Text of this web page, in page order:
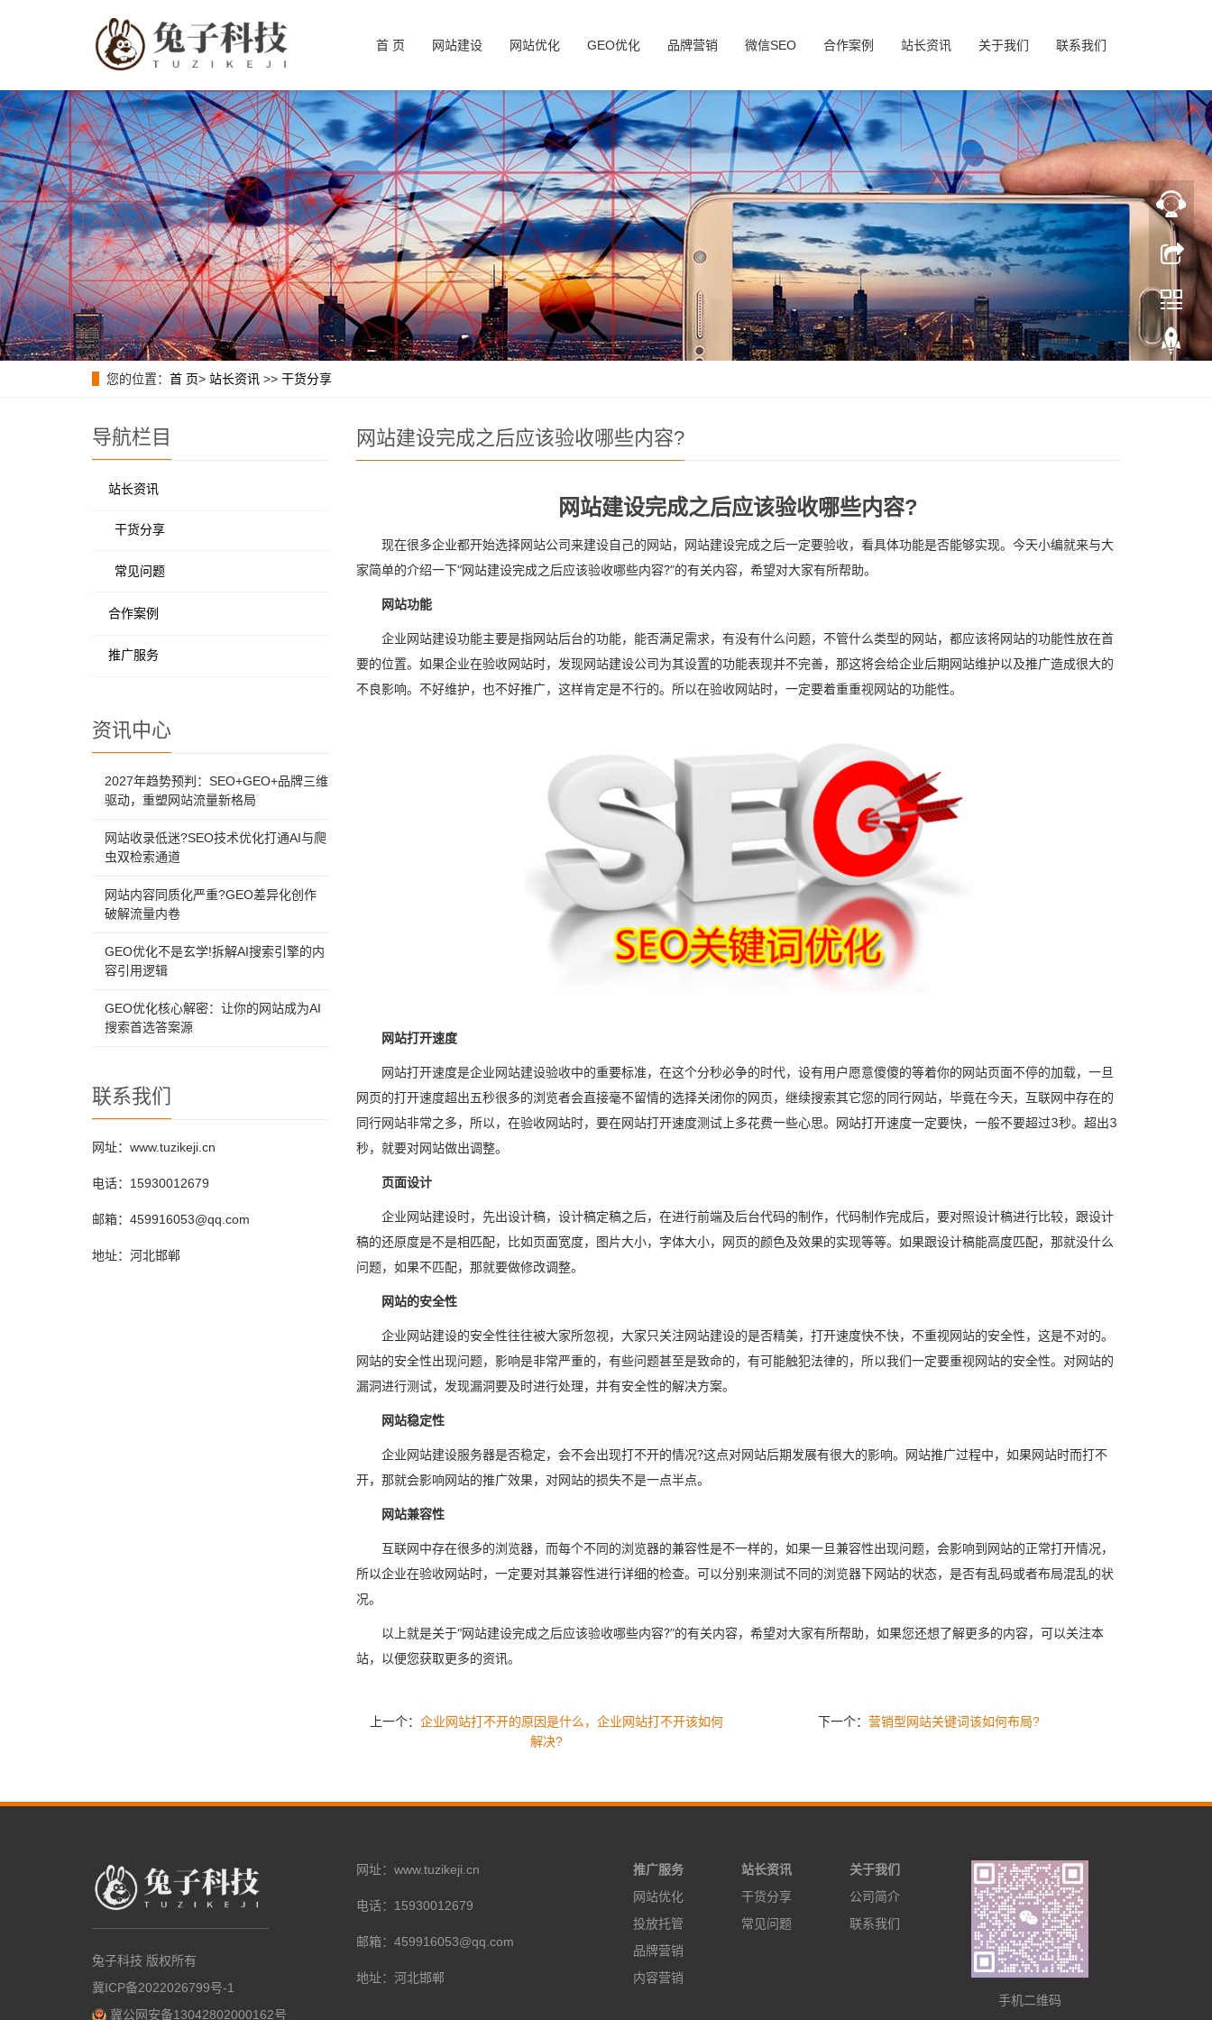
首 页 网站建设 网站优化 GEO优化 品牌营销 微信SEO 合作案例 站长资讯 关于我们 联系我们
您的位置： 首 页> 站长资讯 >> 干货分享
网站建设完成之后应该验收哪些内容?
网站建设完成之后应该验收哪些内容?
现在很多企业都开始选择网站公司来建设自己的网站，网站建设完成之后一定要验收，看具体功能是否能够实现。今天小编就来与大
家简单的介绍一下“网站建设完成之后应该验收哪些内容?”的有关内容，希望对大家有所帮助。
网站功能
企业网站建设功能主要是指网站后台的功能，能否满足需求，有没有什么问题，不管什么类型的网站，都应该将网站的功能性放在首
要的位置。如果企业在验收网站时，发现网站建设公司为其设置的功能表现并不完善，那这将会给企业后期网站维护以及推广造成很大的
不良影响。不好维护，也不好推广，这样肯定是不行的。所以在验收网站时，一定要着重重视网站的功能性。
网站打开速度
网站打开速度是企业网站建设验收中的重要标准，在这个分秒必争的时代，设有用户愿意傻傻的等着你的网站页面不停的加载，一旦
网页的打开速度超出五秒很多的浏览者会直接毫不留情的选择关闭你的网页，继续搜索其它您的同行网站，毕竟在今天，互联网中存在的
同行网站非常之多，所以，在验收网站时，要在网站打开速度测试上多花费一些心思。网站打开速度一定要快，一般不要超过3秒。超出3
秒，就要对网站做出调整。
页面设计
企业网站建设时，先出设计稿，设计稿定稿之后，在进行前端及后台代码的制作，代码制作完成后，要对照设计稿进行比较，跟设计
稿的还原度是不是相匹配，比如页面宽度，图片大小，字体大小，网页的颜色及效果的实现等等。如果跟设计稿能高度匹配，那就没什么
问题，如果不匹配，那就要做修改调整。
网站的安全性
企业网站建设的安全性往往被大家所忽视，大家只关注网站建设的是否精美，打开速度快不快，不重视网站的安全性，这是不对的。
网站的安全性出现问题，影响是非常严重的，有些问题甚至是致命的，有可能触犯法律的，所以我们一定要重视网站的安全性。对网站的
漏洞进行测试，发现漏洞要及时进行处理，并有安全性的解决方案。
网站稳定性
企业网站建设服务器是否稳定，会不会出现打不开的情况?这点对网站后期发展有很大的影响。网站推广过程中，如果网站时而打不
开，那就会影响网站的推广效果，对网站的损失不是一点半点。
网站兼容性
互联网中存在很多的浏览器，而每个不同的浏览器的兼容性是不一样的，如果一旦兼容性出现问题，会影响到网站的正常打开情况，
所以企业在验收网站时，一定要对其兼容性进行详细的检查。可以分别来测试不同的浏览器下网站的状态，是否有乱码或者布局混乱的状
况。
以上就是关于“网站建设完成之后应该验收哪些内容?”的有关内容，希望对大家有所帮助，如果您还想了解更多的内容，可以关注本
站，以便您获取更多的资讯。
上一个：企业网站打不开的原因是什么，企业网站打不开该如何
解决?
下一个：营销型网站关键词该如何布局?
导航栏目
站长资讯
干货分享
常见问题
合作案例
推广服务
资讯中心
2027年趋势预判：SEO+GEO+品牌三维
驱动，重塑网站流量新格局
网站收录低迷?SEO技术优化打通AI与爬
虫双检索通道
网站内容同质化严重?GEO差异化创作
破解流量内卷
GEO优化不是玄学!拆解AI搜索引擎的内
容引用逻辑
GEO优化核心解密：让你的网站成为AI
搜索首选答案源
联系我们
网址：www.tuzikeji.cn
电话：15930012679
邮箱：459916053@qq.com
地址：河北邯郸
兔子科技 版权所有
冀ICP备2022026799号-1
冀公网安备13042802000162号
网址：www.tuzikeji.cn
电话：15930012679
邮箱：459916053@qq.com
地址：河北邯郸
推广服务
网站优化
投放托管
品牌营销
内容营销
站长资讯
干货分享
常见问题
关于我们
公司简介
联系我们
手机二维码